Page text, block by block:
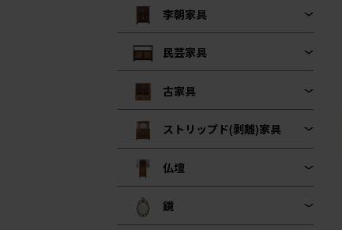
李朝家具
民芸家具
古家具
ストリップド(剥離)家具
仏壇
鏡